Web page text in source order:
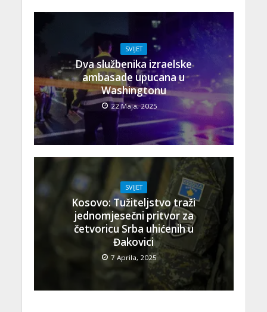
SVIJET
Dva službenika izraelske
ambasade upucana u
Washingtonu
22 Maja, 2025
SVIJET
Kosovo: Tužiteljstvo traži
jednomjesečni pritvor za
četvoricu Srba uhićenih u
Đakovici
7 Aprila, 2025